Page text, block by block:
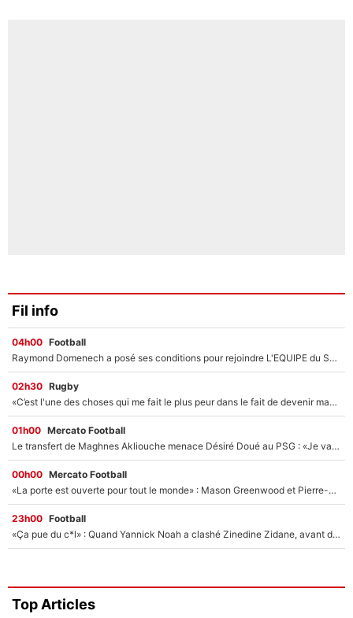
Fil info
04h00 Football
Raymond Domenech a posé ses conditions pour rejoindre L'EQUIPE du Soir : Il refuse de faire l'émission avec un autre chroniqueur !
02h30 Rugby
«C’est l'une des choses qui me fait le plus peur dans le fait de devenir maman» : En couple avec Antoine Dupont, Iris Mittenaere s'inquiète déjà pour ses futurs enfants !
01h00 Mercato Football
Le transfert de Maghnes Akliouche menace Désiré Doué au PSG : «Je valide à 200%»
00h00 Mercato Football
«La porte est ouverte pour tout le monde» : Mason Greenwood et Pierre-Emerick Aubameyang ont quitté l'OM, Amine Gouiri balance sur la suite du mercato et sur la réaction du vestiaire !
23h00 Football
«Ça pue du c*l» : Quand Yannick Noah a clashé Zinedine Zidane, avant de se faire recadrer par le nouveau sélectionneur de l'équipe de France !
Top Articles